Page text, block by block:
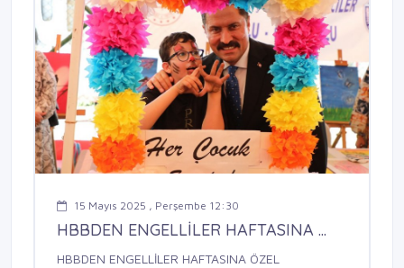
15 Mayıs 2025 , Perşembe 12:30
HBBDEN ENGELLİLER HAFTASINA ...
HBBDEN ENGELLİLER HAFTASINA ÖZEL